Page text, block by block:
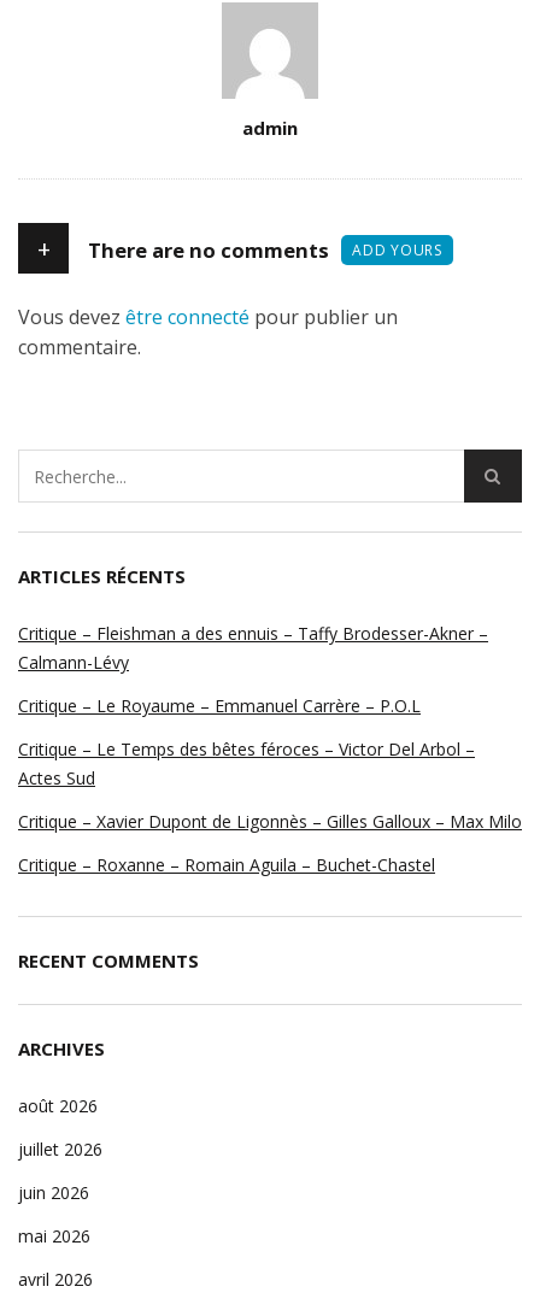
admin
+ There are no comments ADD YOURS
Vous devez être connecté pour publier un
commentaire.
ARTICLES RÉCENTS
Critique – Fleishman a des ennuis – Taffy Brodesser-Akner –
Calmann-Lévy
Critique – Le Royaume – Emmanuel Carrère – P.O.L
Critique – Le Temps des bêtes féroces – Victor Del Arbol –
Actes Sud
Critique – Xavier Dupont de Ligonnès – Gilles Galloux – Max Milo
Critique – Roxanne – Romain Aguila – Buchet-Chastel
RECENT COMMENTS
ARCHIVES
août 2026
juillet 2026
juin 2026
mai 2026
avril 2026